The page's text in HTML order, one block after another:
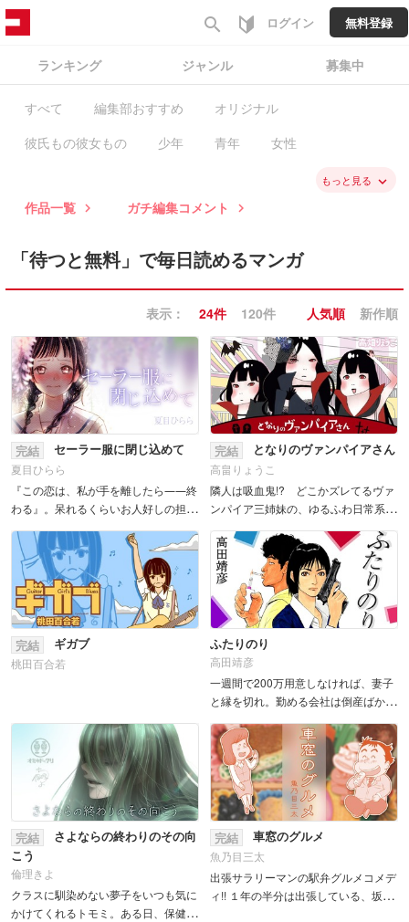
search ログイン 無料登録
ランキング ジャンル 募集中
すべて 編集部おすすめ
オリジナル
彼氏もの彼女もの
少年 青年
女性
スポーツ
歴史
学園 職業・ビジネス
ミステリー・ホラー
コメディ・ギャグ
異世界 BL
GL・百合
コラム
ガチ編集求む 有料作品
毎日無料
新入荷
もっと見る keyboard_arrow_down
作品一覧 keyboard_arrow_right ガチ編集コメント keyboard_arrow_right
「待つと無料」で毎日読めるマンガ
表示： 24件 120件 人気順 新作順
完結 セーラー服に閉じ込めて
夏目ひらら
『この恋は、私が手を離したら――終
わる』。呆れるくらいお人好しの担
いをする紗雪。関係がバレないように
会える のは屋内だけ...。立場上、手を
出されないのもへ...
完結 となりのヴァンパイアさん
高畠りょうこ
隣人は吸血鬼!? どこかズレてるヴァ
ンパイア三姉妹の、ゆるふわ日常系コ
荘」。その一室には、夜明けとともに
寝て、日没とともに起きる、ちょっと
変わった三姉妹...
完結 ギガブ
桃田百合若
ふたりのり
高田靖彦
一週間で200万用意しなければ、妻子
と縁を切れ。勤める会社は倒産ばか
はとうとう義父から最終通告を受け
る。そのうえ突然アパートに乗り込ん
できた美女に命を狙われて――!?...
完結
さよならの終わりのその向
こう
倫理きよ
クラスに馴染めない夢子をいつも気に
かけてくれるトモミ。ある日、保健室
完結 車窓のグルメ
魚乃目三太
出張サラリーマンの駅弁グルメコメデ
ィ!! １年の半分は出張している、坂好